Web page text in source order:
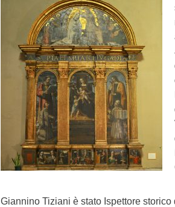
Giannino Tiziani è stato Ispettore